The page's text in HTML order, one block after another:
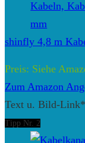
shinfly 4,8 m
Preis: Siehe
Zum Amazon
Text u. Bild-Link*
Tipp Nr. 2